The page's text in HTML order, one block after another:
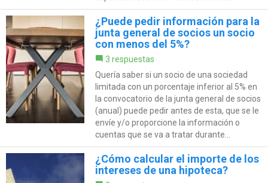
¿Puede pedir información para la
junta general de socios un socio
con menos del 5%?
3 respuestas
Quería saber si un socio de una sociedad
limitada con un porcentaje inferior al 5% en
la convocatorio de la junta general de socios
(anual) puede pedir antes de esta, que se le
envíe y/o proporcione la información o
cuentas que se va a tratar durante...
¿Cómo calcular el importe de los
intereses de una hipoteca?